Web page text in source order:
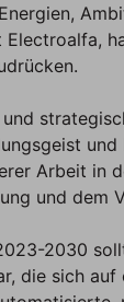
Electroalfa,
Arbeit in
und dem
2030
die sich